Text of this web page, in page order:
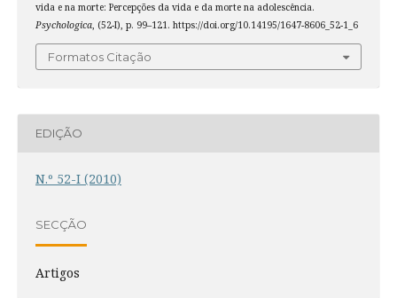
vida e na morte: Percepções da vida e da morte na adolescência.
Psychologica, (52-I), p. 99–121. https://doi.org/10.14195/1647-8606_52-1_6
Formatos Citação
EDIÇÃO
N.º 52-I (2010)
SECÇÃO
Artigos